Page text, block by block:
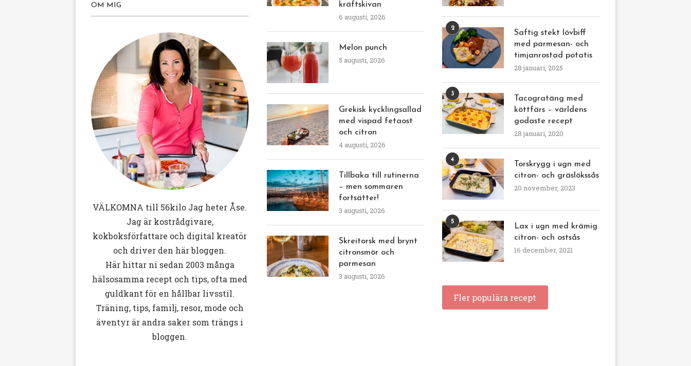
OM MIG
VÄLKOMNA till 56kilo Jag heter Åse.
Jag är kostrådgivare,
kokboksförfattare och digital kreatör
och driver den här bloggen.
Här hittar ni sedan 2003 många
hälsosamma recept och tips, ofta med
guldkant för en hållbar livsstil.
Träning, tips, familj, resor, mode och
äventyr är andra saker som trängs i
bloggen.
kräftskivan
6 augusti, 2026
Melon punch
5 augusti, 2026
Grekisk kycklingsallad
med vispad fetaost
och citron
4 augusti, 2026
Tillbaka till rutinerna
– men sommaren
fortsätter!
3 augusti, 2026
Skreitorsk med brynt
citronsmör och
parmesan
3 augusti, 2026
2
Saftig stekt lövbiff
med parmesan- och
timjanrostad potatis
28 januari, 2025
3
Tacogratäng med
köttfärs – världens
godaste recept
28 januari, 2020
4
Torskrygg i ugn med
citron- och gräslökssås
20 november, 2023
5
Lax i ugn med krämig
citron- och ostsås
16 december, 2021
Fler populära recept